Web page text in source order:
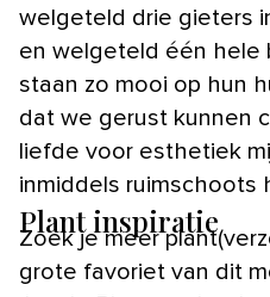
welgeteld drie gieters
en welgeteld één hele
staan zo mooi op hun
dat we gerust kunnen
liefde voor esthetiek
inmiddels ruimschoots
Plant inspiratie
Zoek je meer
grote favoriet van dit